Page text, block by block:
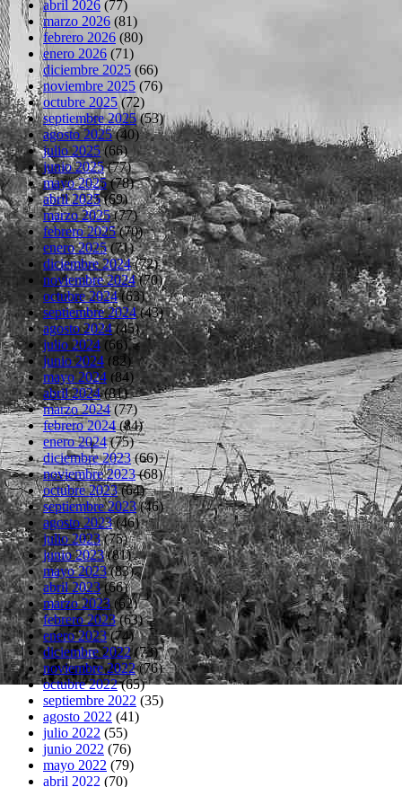
abril 2026 (77)
marzo 2026 (81)
febrero 2026 (80)
enero 2026 (71)
diciembre 2025 (66)
noviembre 2025 (76)
octubre 2025(72)
septiembre 2025(53)
agosto 2025(40)
julio 2025(66)
junio 2025(77)
mayo 2025(78)
abril 2025(69)
marzo 2025(77)
febrero 2025(70)
enero 2025(71)
diciembre 2024(72)
noviembre 2024(70)
octubre 2024(63)
septiembre 2024(43)
agosto 2024(45)
julio 2024(66)
junio 2024 (82)
mayo 2024 (84)
abril 2024(81)
marzo 2024(77)
febrero 2024(84)
enero 2024(75)
diciembre 2023(66)
noviembre 2023(68)
octubre 2023(64)
septiembre 2023(46)
agosto 2023(46)
julio 2023(75)
junio 2023(81)
mayo 2023(83)
abril 2023(66)
marzo 2023(62)
febrero 2023(63)
enero 2023(74)
diciembre 2022(73)
noviembre 2022(76)
octubre 2022(65)
septiembre 2022 (35)
agosto 2022 (41)
julio 2022 (55)
junio 2022 (76)
mayo 2022 (79)
abril 2022 (70)